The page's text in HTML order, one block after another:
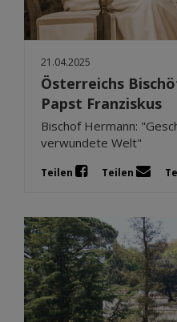
21.04.2025
Österreichs
Papst Franziskus
Bischof Hermann:
verwundete Welt"
Teilen Teilen